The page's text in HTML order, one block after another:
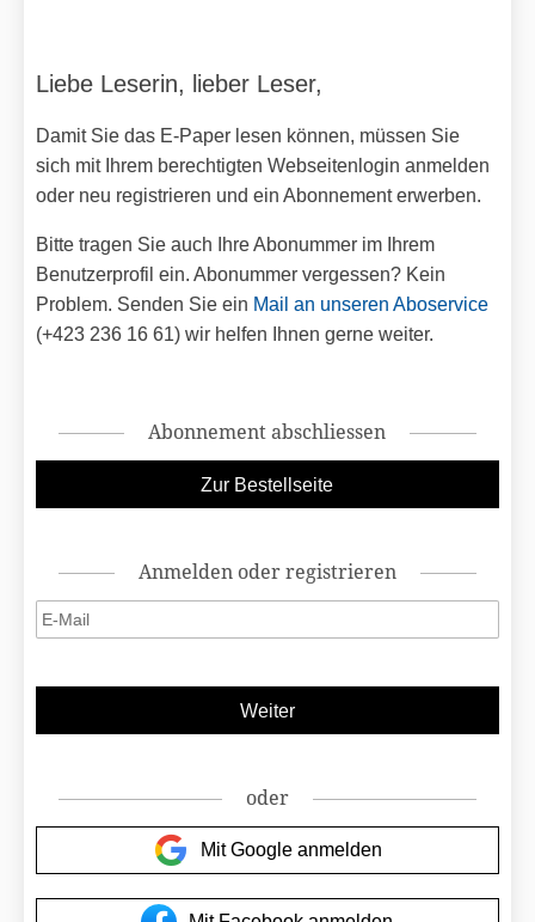
Liebe Leserin, lieber Leser,
Damit Sie das E-Paper lesen können, müssen Sie
sich mit Ihrem berechtigten Webseitenlogin anmelden
oder neu registrieren und ein Abonnement erwerben.
Bitte tragen Sie auch Ihre Abonummer im Ihrem
Benutzerprofil ein. Abonummer vergessen? Kein
Problem. Senden Sie ein Mail an unseren Aboservice
(+423 236 16 61) wir helfen Ihnen gerne weiter.
Abonnement abschliessen
Anmelden oder registrieren
oder
Mit Google anmelden